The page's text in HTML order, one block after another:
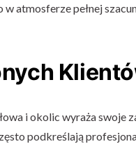
atmosferze pełnej
i okolic wyraża swoje
podkreślają